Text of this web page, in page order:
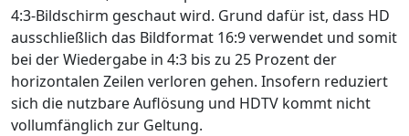
4:3-Bildschirm geschaut wird. Grund dafür ist, dass HD
ausschließlich das Bildformat 16:9 verwendet und somit
bei der Wiedergabe in 4:3 bis zu 25 Prozent der
horizontalen Zeilen verloren gehen. Insofern reduziert
sich die nutzbare Auflösung und HDTV kommt nicht
vollumfänglich zur Geltung.